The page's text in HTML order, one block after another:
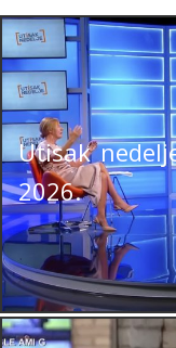
Utisak
2026.